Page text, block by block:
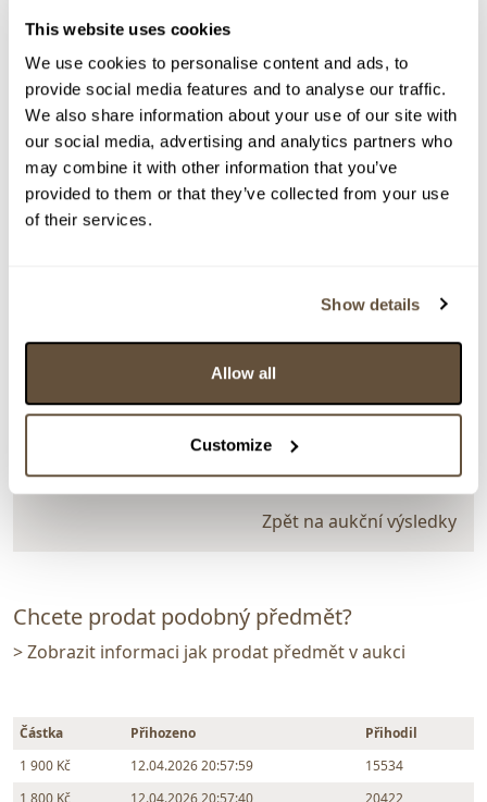
This website uses cookies
We use cookies to personalise content and ads, to
provide social media features and to analyse our traffic.
We also share information about your use of our site with
our social media, advertising and analytics partners who
may combine it with other information that you’ve
provided to them or that they’ve collected from your use
of their services.
Show details
Allow all
Customize
Detail položky
> Zobrazit detail položky a informace o autorovi
Molena
157729. Light in Prague
Dražba ukončena:
12.04.2026 21:00:00
vydraženo za:
1 900 Kč
Zpět na aukční výsledky
Chcete prodat podobný předmět?
> Zobrazit informaci jak prodat předmět v aukci
Částka Přihozeno
Přihodil
1 900 Kč
12.04.2026 20:57:59
15534